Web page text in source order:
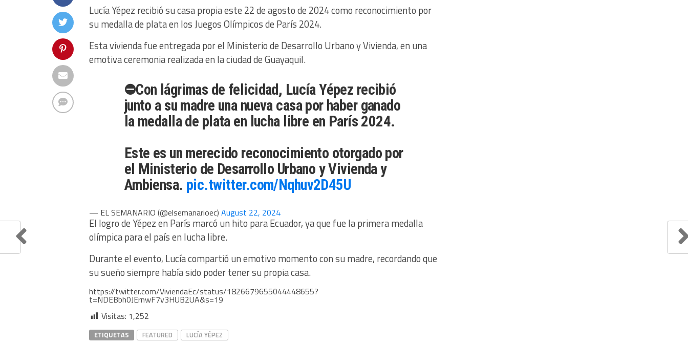
Lucía Yépez recibió su casa propia este 22 de agosto de 2024 como reconocimiento por
su medalla de plata en los Juegos Olímpicos de París 2024.
Esta vivienda fue entregada por el Ministerio de Desarrollo Urbano y Vivienda, en una
emotiva ceremonia realizada en la ciudad de Guayaquil.
⛔️Con lágrimas de felicidad, Lucía Yépez recibió
junto a su madre una nueva casa por haber ganado
la medalla de plata en lucha libre en París 2024.
Este es un merecido reconocimiento otorgado por
el Ministerio de Desarrollo Urbano y Vivienda y
Ambiensa. pic.twitter.com/Nqhuv2D45U
— EL SEMANARIO (@elsemanarioec) August 22, 2024
El logro de Yépez en París marcó un hito para Ecuador, ya que fue la primera medalla
olímpica para el país en lucha libre.
Durante el evento, Lucía compartió un emotivo momento con su madre, recordando que
su sueño siempre había sido poder tener su propia casa.
https://twitter.com/ViviendaEc/status/1826679655044448655?
t=NDEBbh0JErnwF7v3HUB2UA&s=19
Visitas: 1,252
ETIQUETAS FEATURED LUCÍA YÉPEZ